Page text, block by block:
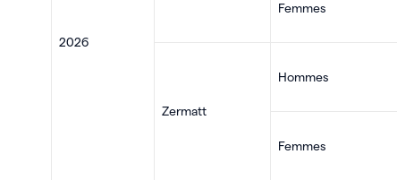
2026
Femmes
Zermatt
Hommes
Femmes